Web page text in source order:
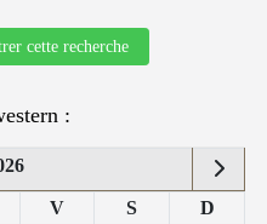
cette recherche
:
V S D